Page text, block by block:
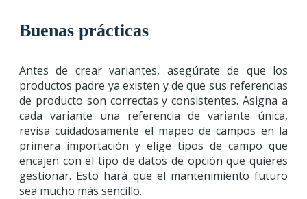
Buenas prácticas
Antes de crear variantes, asegúrate de que los
productos padre ya existen y de que sus referencias
de producto son correctas y consistentes. Asigna a
cada variante una referencia de variante única,
revisa cuidadosamente el mapeo de campos en la
primera importación y elige tipos de campo que
encajen con el tipo de datos de opción que quieres
gestionar. Esto hará que el mantenimiento futuro
sea mucho más sencillo.